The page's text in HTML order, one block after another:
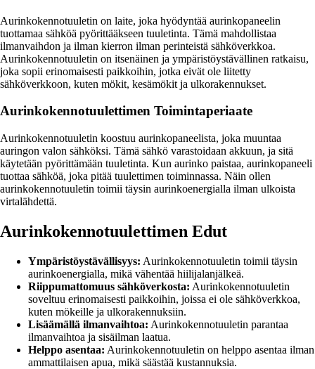
Aurinkokennotuuletin on laite, joka hyödyntää aurinkopaneelin
tuottamaa sähköä pyörittääkseen tuuletinta. Tämä mahdollistaa
ilmanvaihdon ja ilman kierron ilman perinteistä sähköverkkoa.
Aurinkokennotuuletin on itsenäinen ja ympäristöystävällinen ratkaisu,
joka sopii erinomaisesti paikkoihin, jotka eivät ole liitetty
sähköverkkoon, kuten mökit, kesämökit ja ulkorakennukset.
Aurinkokennotuulettimen Toimintaperiaate
Aurinkokennotuuletin koostuu aurinkopaneelista, joka muuntaa
auringon valon sähköksi. Tämä sähkö varastoidaan akkuun, ja sitä
käytetään pyörittämään tuuletinta. Kun aurinko paistaa, aurinkopaneeli
tuottaa sähköä, joka pitää tuulettimen toiminnassa. Näin ollen
aurinkokennotuuletin toimii täysin aurinkoenergialla ilman ulkoista
virtalähdettä.
Aurinkokennotuulettimen Edut
Ympäristöystävällisyys: Aurinkokennotuuletin toimii täysin
aurinkoenergialla, mikä vähentää hiilijalanjälkeä.
Riippumattomuus sähköverkosta: Aurinkokennotuuletin
soveltuu erinomaisesti paikkoihin, joissa ei ole sähköverkkoa,
kuten mökeille ja ulkorakennuksiin.
Lisäämällä ilmanvaihtoa: Aurinkokennotuuletin parantaa
ilmanvaihtoa ja sisäilman laatua.
Helppo asentaa: Aurinkokennotuuletin on helppo asentaa ilman
ammattilaisen apua, mikä säästää kustannuksia.